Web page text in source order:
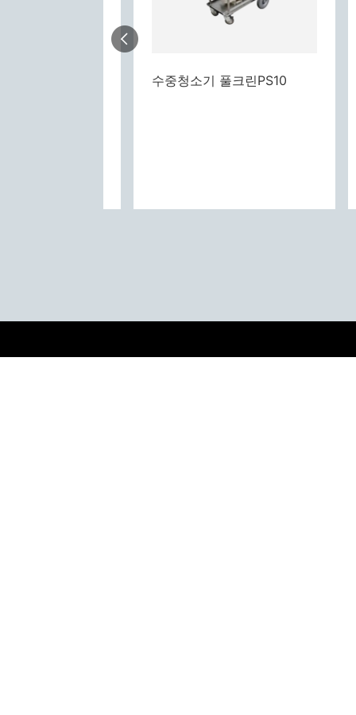
수중청소기 풀크린PS10